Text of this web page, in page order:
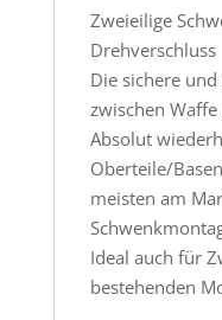
Zweieilige
Drehverschluss
Die sichere
zwischen
Absolut
Oberteile/
meisten am
Ideal auch für
bestehenden